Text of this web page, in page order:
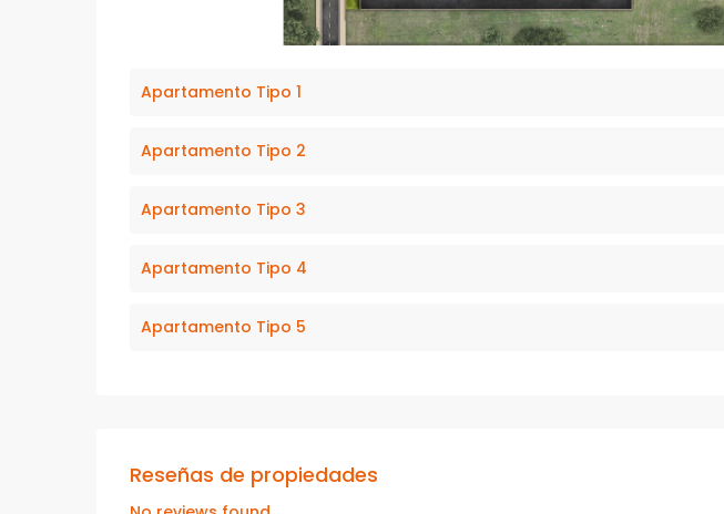
Apartamento Tipo 1
Apartamento Tipo 2
Apartamento Tipo 3
Apartamento Tipo 4
Apartamento Tipo 5
Reseñas de propiedades